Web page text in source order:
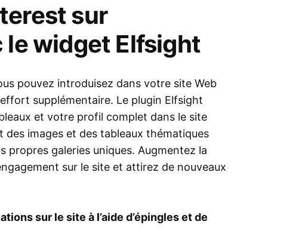
sur
le widget Elfsight
pouvez introduisez dans votre site Web
supplémentaire. Le plugin Elfsight
et votre profil complet dans le site
images et des tableaux thématiques
propres galeries uniques. Augmentez la
sur le site et attirez de nouveaux
sur le site à l’aide d’épingles et de